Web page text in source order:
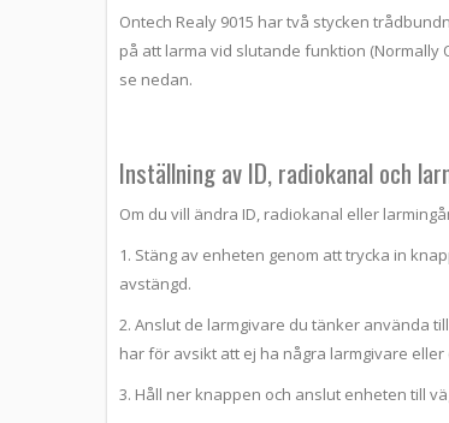
Ontech Realy 9015 har två stycken
på att larma vid slutande funktion (Normally
se nedan.
Inställning av ID, radiokanal och
Om du vill ändra ID, radiokanal eller
1. Stäng av enheten genom att trycka in
avstängd.
2. Anslut de larmgivare du tänker använda
har för avsikt att ej ha några larmgivare
3. Håll ner knappen och anslut enheten till